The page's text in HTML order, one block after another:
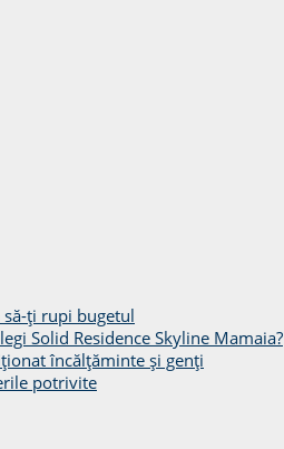
ți rupi bugetul
Solid Residence Skyline Mamaia?
încălțăminte și genți
potrivite